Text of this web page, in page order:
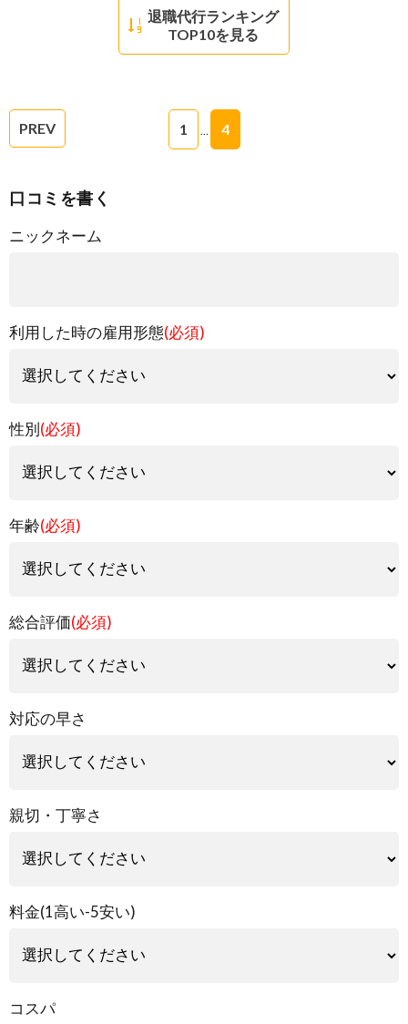
退職代行ランキング
TOP10を見る
PREV 1 4
口コミを書く
ニックネーム
利用した時の雇用形態(必須)
性別(必須)
年齢(必須)
総合評価(必須)
対応の早さ
親切・丁寧さ
料金(1高い-5安い)
コスパ